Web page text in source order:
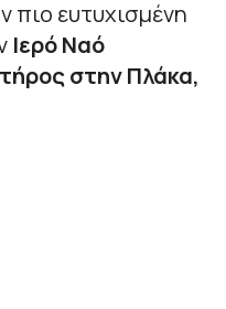
πιο ευτυχισμένη
Ιερό Ναό
στην Πλάκα,